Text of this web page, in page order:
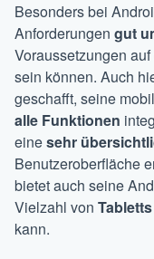
Besonders bei
Anforderungen gut
Voraussetzungen
sein können. Auch
geschafft, seine
alle Funktionen
einesehr
Benutzeroberfläche
bietet auch seine
Vielzahl von Tabletts
kann.